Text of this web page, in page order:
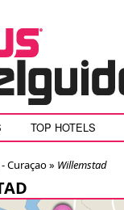
TOP HOTELS
Curaçao» Willemstad